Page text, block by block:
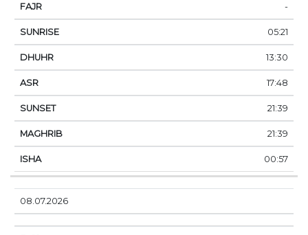
-
05:21
13:30
17:48
21:39
21:39
00:57
08.07.2026